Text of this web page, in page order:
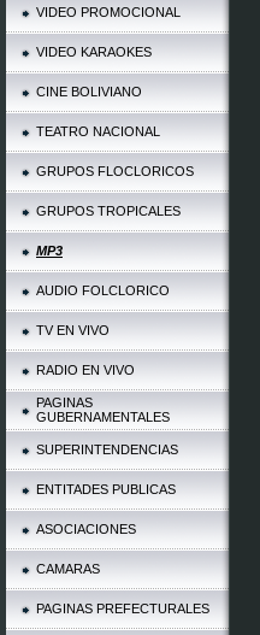
VIDEO PROMOCIONAL
VIDEO KARAOKES
CINE BOLIVIANO
TEATRO NACIONAL
GRUPOS FLOCLORICOS
GRUPOS TROPICALES
MP3
AUDIO FOLCLORICO
TV EN VIVO
RADIO EN VIVO
PAGINAS
GUBERNAMENTALES
SUPERINTENDENCIAS
ENTITADES PUBLICAS
ASOCIACIONES
CAMARAS
PAGINAS PREFECTURALES